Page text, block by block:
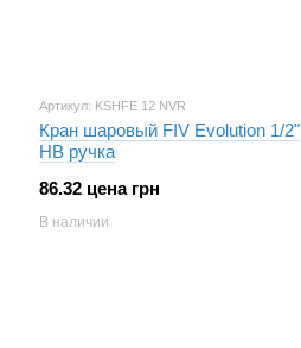
Артикул: KSHFE 12 NVR
Кран шаровый FIV Evolution 1/2"
НВ ручка
86.32 цена грн
В наличии